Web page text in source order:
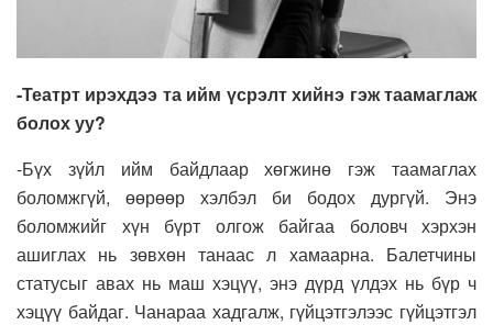
-Театрт ирэхдээ та ийм үсрэлт хийнэ гэж таамаглаж
болох уу?
-Бүх зүйл ийм байдлаар хөгжинө гэж таамаглах
боломжгүй, өөрөөр хэлбэл би бодох дургүй. Энэ
боломжийг хүн бүрт олгож байгаа боловч хэрхэн
ашиглах нь зөвхөн танаас л хамаарна. Балетчины
статусыг авах нь маш хэцүү, энэ дүрд үлдэх нь бүр ч
хэцүү байдаг. Чанараа хадгалж, гүйцэтгэлээс гүйцэтгэл